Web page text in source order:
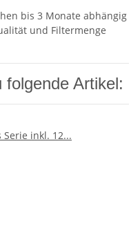
bis 3 Monate abhängig
und Filtermenge
folgende Artikel: